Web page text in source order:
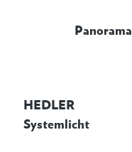
Panorama
HEDLER
Systemlicht